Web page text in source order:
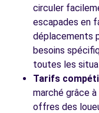
circuler
escapades en
déplacements
besoins
toutes les
Tarifs
marché grâce
offres des